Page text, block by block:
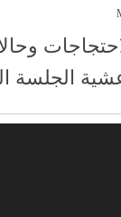
الجلسة